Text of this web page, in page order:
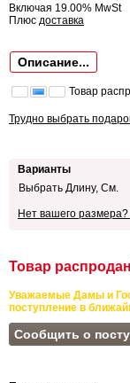
Включая 19.00% MwSt
Плюс доставка
Описание...
Товар
Трудно выбрать
Варианты
Выбрать Длину, См.
Нет вашего
Товар
Уважаемые Дамы и
поступление в
Сообщить о